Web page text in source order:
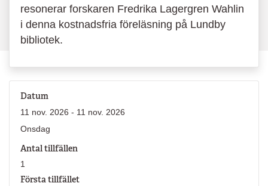
resonerar forskaren Fredrika Lagergren Wahlin
i denna kostnadsfria föreläsning på Lundby
bibliotek.
Datum
11 nov. 2026 - 11 nov. 2026
Onsdag
Antal tillfällen
1
Första tillfället